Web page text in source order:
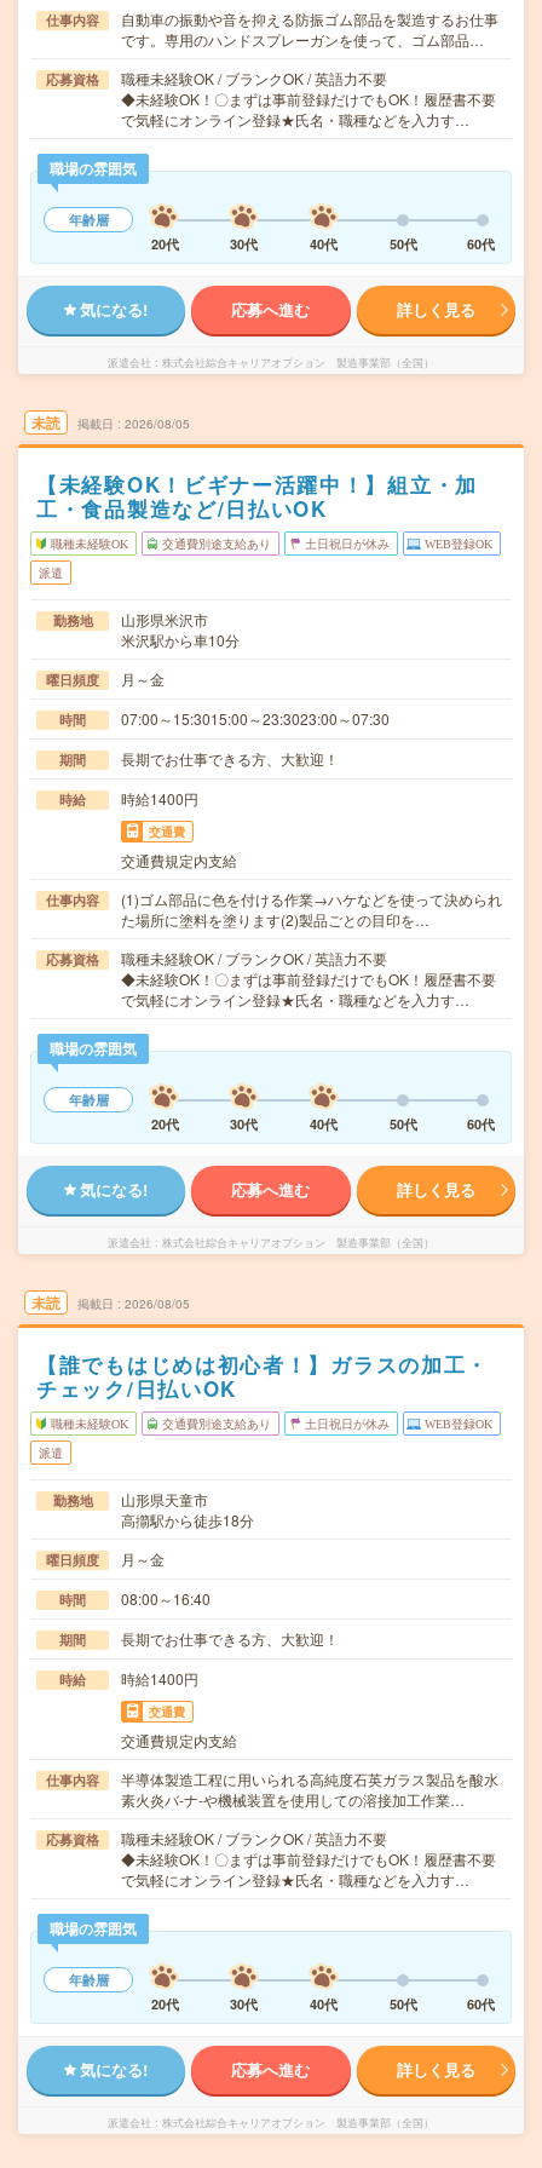
仕事内容
自動車の振動や音を抑える防振ゴム部品を製造するお仕事
です。専用のハンドスプレーガンを使って、ゴム部品…
応募資格
職種未経験OK / ブランクOK / 英語力不要
◆未経験OK！〇まずは事前登録だけでもOK！履歴書不要
で気軽にオンライン登録★氏名・職種などを入力す…
職場の雰囲気
年齢層
20代
30代 40代 50代 60代
気になる! 応募へ進む 詳しく見る
派遣会社 株式会社綜合キャリアオプション 製造事業部（全国）
未読 掲載日 2026/08/05
【未経験OK！ビギナー活躍中！】組立・加
工・食品製造など/日払いOK
職種未経験OK 交通費別途支給あり 土日祝日が休み WEB登録OK
派遣
勤務地
山形県米沢市
米沢駅から車10分
曜日頻度 月～金
時間 07:00～15:3015:00～23:3023:00～07:30
期間 長期でお仕事できる方、大歓迎！
時給 時給1400円
交通費
交通費規定内支給
仕事内容
(1)ゴム部品に色を付ける作業→ハケなどを使って決められ
た場所に塗料を塗ります(2)製品ごとの目印を…
応募資格
職種未経験OK / ブランクOK / 英語力不要
◆未経験OK！〇まずは事前登録だけでもOK！履歴書不要
で気軽にオンライン登録★氏名・職種などを入力す…
職場の雰囲気
年齢層
20代
30代 40代 50代 60代
気になる! 応募へ進む 詳しく見る
派遣会社 株式会社綜合キャリアオプション 製造事業部（全国）
未読 掲載日 2026/08/05
【誰でもはじめは初心者！】ガラスの加工・
チェック/日払いOK
職種未経験OK 交通費別途支給あり 土日祝日が休み WEB登録OK
派遣
勤務地
山形県天童市
高擶駅から徒歩18分
曜日頻度 月～金
時間 08:00～16:40
期間 長期でお仕事できる方、大歓迎！
時給 時給1400円
交通費
交通費規定内支給
仕事内容
半導体製造工程に用いられる高純度石英ガラス製品を酸水
素火炎バ-ナ-や機械装置を使用しての溶接加工作業…
応募資格
職種未経験OK / ブランクOK / 英語力不要
◆未経験OK！〇まずは事前登録だけでもOK！履歴書不要
で気軽にオンライン登録★氏名・職種などを入力す…
職場の雰囲気
年齢層
20代
30代 40代 50代 60代
気になる! 応募へ進む 詳しく見る
派遣会社 株式会社綜合キャリアオプション 製造事業部（全国）